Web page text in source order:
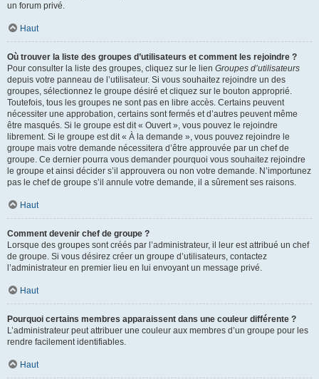
un forum privé.
Haut
Où trouver la liste des groupes d’utilisateurs et comment les rejoindre ?
Pour consulter la liste des groupes, cliquez sur le lien Groupes d’utilisateurs
depuis votre panneau de l’utilisateur. Si vous souhaitez rejoindre un des
groupes, sélectionnez le groupe désiré et cliquez sur le bouton approprié.
Toutefois, tous les groupes ne sont pas en libre accès. Certains peuvent
nécessiter une approbation, certains sont fermés et d’autres peuvent même
être masqués. Si le groupe est dit « Ouvert », vous pouvez le rejoindre
librement. Si le groupe est dit « À la demande », vous pouvez rejoindre le
groupe mais votre demande nécessitera d’être approuvée par un chef de
groupe. Ce dernier pourra vous demander pourquoi vous souhaitez rejoindre
le groupe et ainsi décider s’il approuvera ou non votre demande. N’importunez
pas le chef de groupe s’il annule votre demande, il a sûrement ses raisons.
Haut
Comment devenir chef de groupe ?
Lorsque des groupes sont créés par l’administrateur, il leur est attribué un chef
de groupe. Si vous désirez créer un groupe d’utilisateurs, contactez
l’administrateur en premier lieu en lui envoyant un message privé.
Haut
Pourquoi certains membres apparaissent dans une couleur différente ?
L’administrateur peut attribuer une couleur aux membres d’un groupe pour les
rendre facilement identifiables.
Haut